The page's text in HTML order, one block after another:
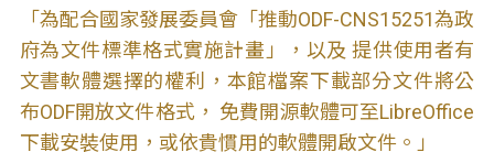
「為配合國家發展委員會「推動ODF-CNS15251為政
府為文件標準格式實施計畫」，以及 提供使用者有
文書軟體選擇的權利，本館檔案下載部分文件將公
布ODF開放文件格式， 免費開源軟體可至LibreOffice
下載安裝使用，或依貴慣用的軟體開啟文件。」